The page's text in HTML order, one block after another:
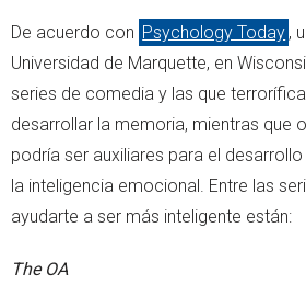
De acuerdo con Psychology Today ,
Universidad de Marquette, en
series de comedia y las que
desarrollar la memoria, mientras que
podría ser auxiliares para el
la inteligencia emocional. Entre las
ayudarte a ser más inteligente están:
The OA